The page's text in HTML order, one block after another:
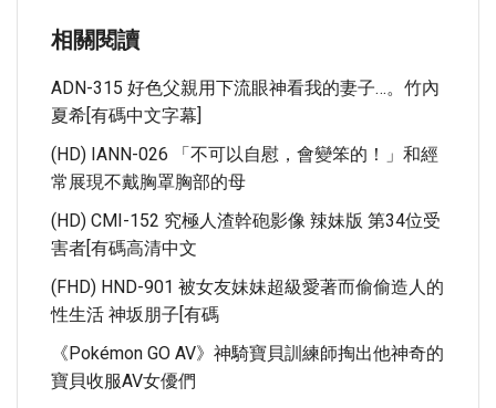
相關閱讀
ADN-315 好色父親用下流眼神看我的妻子…。竹內
夏希[有碼中文字幕]
(HD) IANN-026 「不可以自慰，會變笨的！」和經
常展現不戴胸罩胸部的母
(HD) CMI-152 究極人渣幹砲影像 辣妹版 第34位受
害者[有碼高清中文
(FHD) HND-901 被女友妹妹超級愛著而偷偷造人的
性生活 神坂朋子[有碼
《Pokémon GO AV》神騎寶貝訓練師掏出他神奇的
寶貝收服AV女優們